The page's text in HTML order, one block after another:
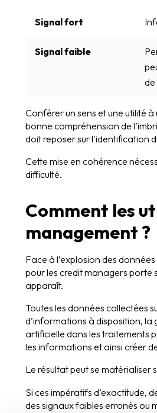
Signal fort
Signal faible
de
Conférer un sens et une utilité
bonne compréhension de
doit reposer sur l'identification
Cette mise en cohérence
difficulté.
Comment les
management ?
Face à l’explosion des
pour les credit managers porte
apparaît.
Toutes les données collectées
d’informations à disposition, la
artificielle dans les traitements
les informations et ainsi créer
Le résultat peut se matérialiser
Si ces impératifs d’exactitude,
des signaux faibles erronés ou